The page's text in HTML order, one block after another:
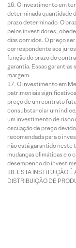
O investimento em
determinada quantidade
prazo determinado. O
pelos investidores,
dias corridos. O preço
correspondente aos
função do prazo do
garantia. Essas garantias
margem.
O investimento em
patrimoniais
preço de um contrato
consubstanciar um
um investimento de risco
oscilação de preço
recomendada para o
não está garantido neste
mudanças climáticas e o
desempenho do
ESTA INSTITUIÇÃO
DISTRIBUIÇÃO DE